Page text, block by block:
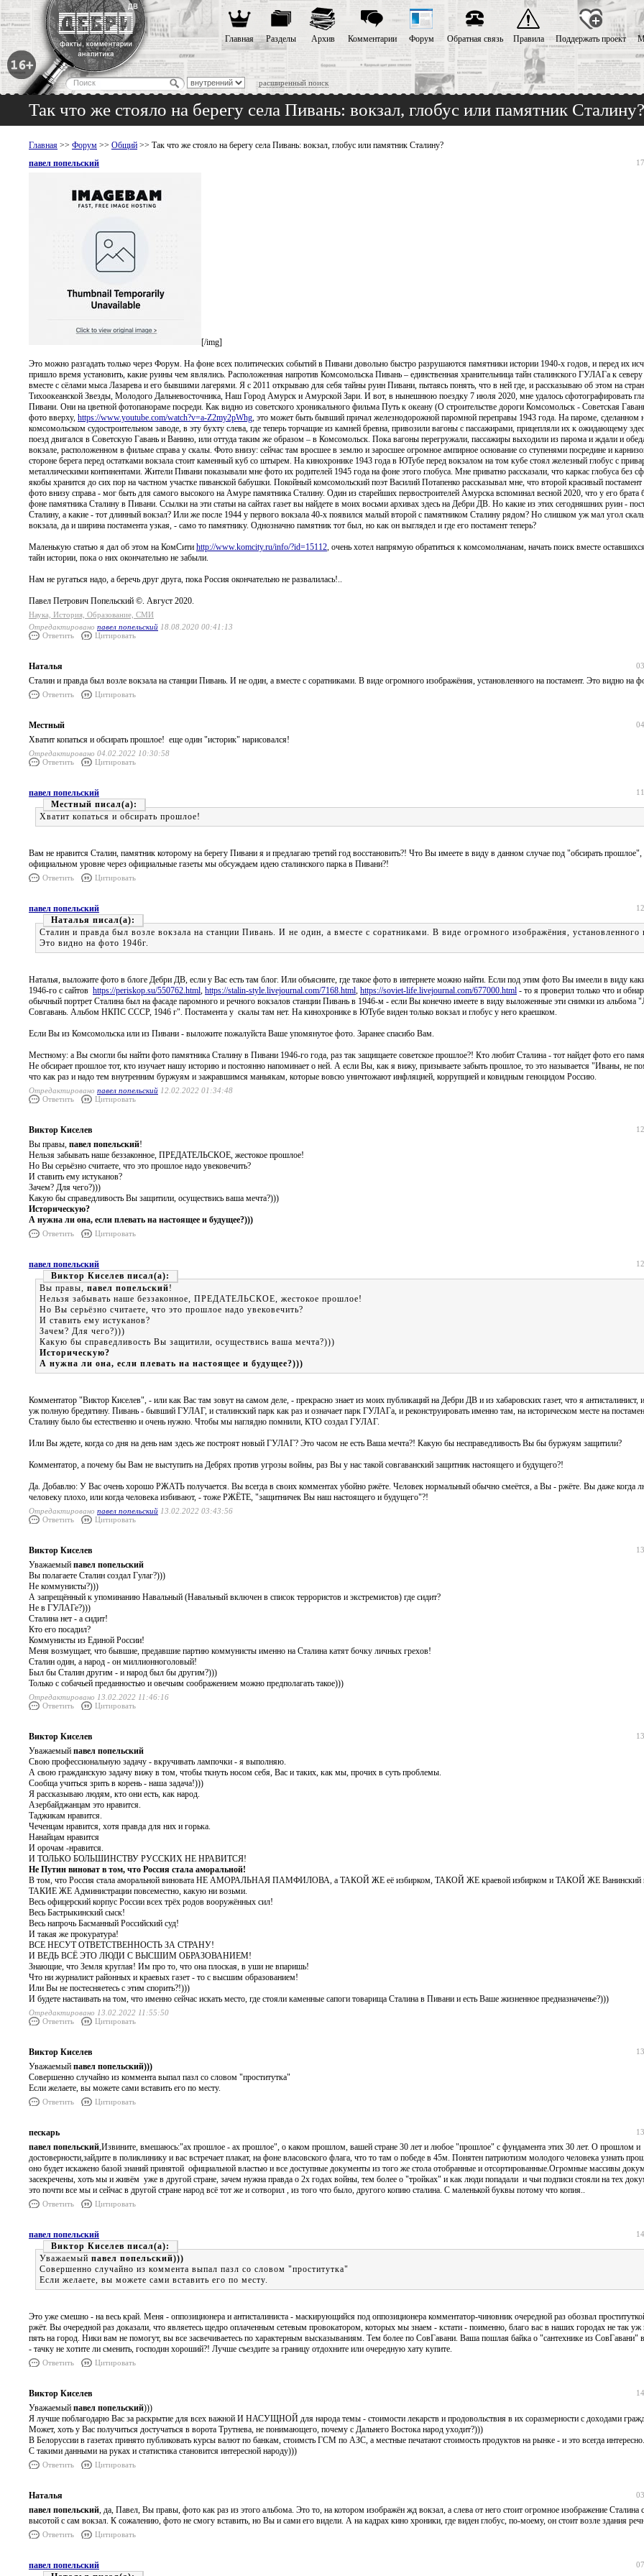
расширенный поиск
Главная Разделы Архив Комментарии Форум Обратная связь Правила Поддержать проект
Так что же стояло на берегу села Пивань: вокзал, глобус или памятник Сталину?
Главная >> Форум >> Общий >> Так что же стояло на берегу села Пивань: вокзал, глобус или памятник Сталину?
павел попельский
[/img]
Это можно разгадать только через Форум. На фоне всех политических событий в Пивани довольно быстро разрушаются памятники истории 1940-х годов, и перед их
пришло время установить, какие руины чем являлись. Расположенная напротив Комсомольска Пивань – единственная хранительница тайн сталинского ГУЛАГа к
вместе с сёлами мыса Лазарева и его бывшими лагерями. Я с 2011 открываю для себя тайны руин Пивани, пытаясь понять, что в ней где, и рассказываю об этом на
Тихоокеанской Звезды, Молодого Дальневосточника, Наш Город Амурск и Амурской Зари. И вот, в нынешнюю поездку 7 июля 2020, мне удалось сфотографировать
Пивани. Они на цветной фотопанораме посреди. Как видно из советского хроникального фильма Путь к океану (О строительстве дороги Комсомольск - Советская
фото вверху, https://www.youtube.com/watch?v=a-Z2my2pWhg, это может быть бывший причал железнодорожной паромной переправы 1943 года. На пароме, сделанном
комсомольском судостроительном заводе, в эту бухту слева, где теперь торчащие из камней бревна, привозили вагоны с пассажирами, прицепляли их к ожидающему
поезд двигался в Советскую Гавань и Ванино, или оттуда таким же образом – в Комсомольск. Пока вагоны перегружали, пассажиры выходили из парома и ждали и
вокзале, расположенном в фильме справа у скалы. Фото внизу: сейчас там вросшее в землю и заросшее огромное ампирное основание со ступенями посредине и
стороне берега перед остатками вокзала стоит каменный куб со штырем. На кинохронике 1943 года в ЮТубе перед вокзалом на том кубе стоял железный глобус с
металлическими континентами. Жители Пивани показывали мне фото их родителей 1945 года на фоне этого глобуса. Мне приватно рассказали, что каркас глобуса без
якобы хранится до сих пор на частном участке пиванской бабушки. Покойный комсомольский поэт Василий Потапенко рассказывал мне, что второй красивый
фото внизу справа - мог быть для самого высокого на Амуре памятника Сталину. Один из старейших первостроителей Амурска вспоминал весной 2020, что у его брата
фоне памятника Сталину в Пивани. Ссылки на эти статьи на сайтах газет вы найдете в моих восьми архивах здесь на Дебри ДВ. Но какие из этих сегодняшних руин -
Сталину, а какие - тот длинный вокзал? Или же после 1944 у первого вокзала 40-х появился малый второй с памятником Сталину рядом? Но слишком уж мал угол
вокзала, да и ширина постамента узкая, - само то памятнику. Однозначно памятник тот был, но как он выглядел и где его постамент теперь?
Маленькую статью я дал об этом на КомСити http://www.komcity.ru/info/?id=15112, очень хотел напрямую обратиться к комсомольчанам, начать поиск вместе
тайн истории, пока о них окончательно не забыли.
Нам не ругаться надо, а беречь друг друга, пока Россия окончательно не развалилась!..
Павел Петрович Попельский ©. Август 2020.
Наука, История, Образование, СМИ
Отредактировано павел попельский 18.08.2020 00:41:13
Ответить
Цитировать
Наталья
Сталин и правда был возле вокзала на станции Пивань. И не один, а вместе с соратниками. В виде огромного изображёния, установленного на постамент. Это видно на
Ответить Цитировать
Местный
Хватит копаться и обсирать прошлое! еще один "историк" нарисовался!
Отредактировано 04.02.2022 10:30:58
Ответить
Цитировать
павел попельский
Местный
Хватит копаться и обсирать прошлое!
Вам не нравится Сталин, памятник которому на берегу Пивани я и предлагаю третий год восстановить?! Что Вы имеете в виду в данном случае под "обсирать прошлое",
официальном уровне через официальные газеты мы обсуждаем идею сталинского парка в Пивани?!
Ответить Цитировать
павел попельский
Наталья
Сталин и правда был возле вокзала на станции Пивань. И не один, а вместе с соратниками. В виде огромного изображёния, установленного
Это видно на фото 1946г.
Наталья, выложите фото в блоге Дебри ДВ, если у Вас есть там блог. Или объясните, где такое фото в интернете можно найти. Если под этим фото Вы имеели в виду
1946-го с сайтов https://periskop.su/550762.html, https://stalin-style.livejournal.com/7168.html, https://soviet-life.livejournal.com/677000.html - то я проверил только что и
обычный портрет Сталина был на фасаде паромного и речного вокзалов станции Пивань в 1946-м - если Вы конечно имеете в виду выложенные эти снимки из альбома
Совгавань. Альбом НКПС СССР, 1946 г". Постамента у скалы там нет. На кинохронике в ЮТубе виден только вокзал и глобус у него краешком.
Если Вы из Комсомольска или из Пивани - выложите пожалуйста Ваше упомянутое фото. Заранее спасибо Вам.
Местному: а Вы смогли бы найти фото памятника Сталину в Пивани 1946-го года, раз так защищаете советское прошлое?! Кто любит Сталина - тот найдет фото его
Не обсирает прошлое тот, кто изучает нашу историю и постоянно напоминает о ней. А если Вы, как я вижу, призываете забыть прошлое, то это называется "Иваны, не
что как раз и надо тем внутренним буржуям и зажравшимся маньякам, которые вовсю уничтожают инфляцией, коррупцией и ковидным геноцидом Россию.
Отредактировано павел попельский 12.02.2022 01:34:48
Ответить
Цитировать
Виктор Киселев
Вы правы, павел попельский!
Нельзя забывать наше беззаконное, ПРЕДАТЕЛЬСКОЕ, жестокое прошлое!
Но Вы серьёзно считаете, что это прошлое надо увековечить?
И ставить ему истуканов?
Зачем? Для чего?)))
Какую бы справедливость Вы защитили, осуществись ваша мечта?)))
Историческую?
А нужна ли она, если плевать на настоящее и будущее?)))
Ответить Цитировать
павел попельский
Виктор Киселев
Вы правы, павел попельский!
Нельзя забывать наше беззаконное, ПРЕДАТЕЛЬСКОЕ, жестокое прошлое!
Но Вы серьёзно считаете, что это прошлое надо увековечить?
И ставить ему истуканов?
Зачем? Для чего?)))
Какую бы справедливость Вы защитили, осуществись ваша мечта?)))
Историческую?
А нужна ли она, если плевать на настоящее и будущее?)))
Комментатор "Виктор Киселев", - или как Вас там зовут на самом деле, - прекрасно знает из моих публикаций на Дебри ДВ и из хабаровских газет, что я антисталинист,
уж полную бредятину. Пивань - бывший ГУЛАГ, и сталинский парк как раз и означает парк ГУЛАГа, и реконструировать именно там, на историческом месте на
Сталину было бы естественно и очень нужно. Чтобы мы наглядно помнили, КТО создал ГУЛАГ.
Или Вы ждете, когда со дня на день нам здесь же построят новый ГУЛАГ? Это часом не есть Ваша мечта?! Какую бы несправедливость Вы бы буржуям защитили?
Комментатор, а почему бы Вам не выступить на Дебрях против угрозы войны, раз Вы у нас такой совгаванский защитник настоящего и будущего?!
Да. Добавлю: У Вас очень хорошо РЖАТЬ получается. Вы всегда в своих комментах убойно ржёте. Человек нормальный обычно смеётся, а Вы - ржёте. Вы даже когда
человеку плохо, или когда человека избивают, - тоже РЖЁТЕ, "защитничек Вы наш настоящего и будущего"?!
Отредактировано павел попельский 13.02.2022 03:43:56
Ответить
Цитировать
Виктор Киселев
Уважаемый павел попельский
Вы полагаете Сталин создал Гулаг?)))
Не коммунисты?)))
А запрещённый к упоминанию Навальный (Навальный включен в список террористов и экстремистов) где сидит?
Не в ГУЛАГе?)))
Сталина нет - а сидит!
Кто его посадил?
Коммунисты из Единой России!
Меня возмущает, что бывшие, предавшие партию коммунисты именно на Сталина катят бочку личных грехов!
Сталин один, а народ - он миллионноголовый!
Был бы Сталин другим - и народ был бы другим?)))
Только с собачьей преданностью и овечьим соображением можно предполагать такое)))
Отредактировано 13.02.2022 11:46:16
Ответить
Цитировать
Виктор Киселев
Уважаемый павел попельский
Свою профессиональную задачу - вкручивать лампочки - я выполняю.
А свою гражданскую задачу вижу в том, чтобы ткнуть носом себя, Вас и таких, как мы, прочих в суть проблемы.
Сообща учиться зрить в корень - наша задача!)))
Я рассказываю людям, кто они есть, как народ.
Азербайджанцам это нравится.
Таджикам нравится.
Чеченцам нравится, хотя правда для них и горька.
Нанайцам нравится
И орочам -нравится.
И ТОЛЬКО БОЛЬШИНСТВУ РУССКИХ НЕ НРАВИТСЯ!
Не Путин виноват в том, что Россия стала аморальной!
В том, что Россия стала аморальной виновата НЕ АМОРАЛЬНАЯ ПАМФИЛОВА, а ТАКОЙ ЖЕ её избирком, ТАКОЙ ЖЕ краевой избирком и ТАКОЙ ЖЕ Ванинский
ТАКИЕ ЖЕ Администрации повсеместно, какую ни возьми.
Весь офицерский корпус России всех трёх родов вооружённых сил!
Весь Бастрыкинский сыск!
Весь напрочь Басманный Российский суд!
И такая же прокуратура!
ВСЕ НЕСУТ ОТВЕТСТВЕННОСТЬ ЗА СТРАНУ!
И ВЕДЬ ВСЁ ЭТО ЛЮДИ С ВЫСШИМ ОБРАЗОВАНИЕМ!
Знающие, что Земля круглая! Им про то, что она плоская, в уши не впаришь!
Что ни журналист районных и краевых газет - то с высшим образованием!
Или Вы не постесняетесь с этим спорить?!)))
И будете настаивать на том, что именно сейчас искать место, где стояли каменные сапоги товарища Сталина в Пивани и есть Ваше жизненное предназначенье?)))
Отредактировано 13.02.2022 11:55:50
Ответить
Цитировать
Виктор Киселев
Уважаемый павел попельский)))
Совершенно случайно из коммента выпал пазл со словом "проститутка"
Если желаете, вы можете сами вставить его по месту.
Ответить Цитировать
пескарь
павел попельский,Извините, вмешаюсь:"ах прошлое - ах прошлое", о каком прошлом, вашей стране 30 лет и любое "прошлое" с фундамента этих 30 лет. О прошлом и
достоверности,зайдите в поликлинику и вас встречает плакат, на фоне власовского флага, что то там о победе в 45м. Понятен патриотизм молодого человека узнать
оно будет искажено базой знаний принятой официальной властью и все доступные документы из того же стола отобранные и отсортированные.Огромные массивы
засекречены, хоть мы и живём уже в другой стране, зачем нужна правда о 2х годах войны, тем более о "тройках" и как люди попадали и чьи подписи стояли на тех
это почти все мы и сейчас в другой стране народ всё тот же и сотворил , из того что было, другого копию сталина. С маленькой буквы потому что копия..
Ответить Цитировать
павел попельский
Виктор Киселев
Уважаемый павел попельский)))
Совершенно случайно из коммента выпал пазл со словом "проститутка"
Если желаете, вы можете сами вставить его по месту.
Это уже смешно - на весь край. Меня - оппозиционера и антисталиниста - маскирующийся под оппозиционера комментатор-чиновник очередной раз обозвал
ржёт. Вы очередной раз доказали, что являетесь щедро оплаченным сетевым провокатором, которых мы знаем - кстати - поименно, благо вас в наших городах не так
пять на город. Ники вам не помогут, вы все засвечиваетесь по характерным высказываниям. Тем более по СовГавани. Ваша пошлая байка о "сантехнике из СовГавани"
- тачку не хотите ли сменить, господин хороший?! Лучше съездите за границу отдохните или очередную хату купите.
Ответить Цитировать
Виктор Киселев
Уважаемый павел попельский)))
Я лучше поблагодарю Вас за раскрытие для всех важной И НАСУЩНОЙ для народа темы - стоимости лекарств и продовольствия в их соразмерности с доходами
Может, хоть у Вас получиться достучаться в ворота Трутнева, не понимающего, почему с Дальнего Востока народ уходит?)))
В Белоруссии в газетах принято публиковать курсы валют по банкам, стоимсть ГСМ по АЗС, а местные печатают стоимость продуктов на рынке - и это всегда интересно.
С такими данными на руках и статистика становится интересной народу)))
Ответить Цитировать
Наталья
павел попельский, да, Павел, Вы правы, фото как раз из этого альбома. Это то, на котором изображён жд вокзал, а слева от него стоит огромное изображение Сталина
высотой с сам вокзал. К сожалению, фото не смогу вставить, но Вы и сами его видели. А на кадрах кино хроники, где виден глобус, по-моему, он стоит возле здания
Ответить Цитировать
павел попельский